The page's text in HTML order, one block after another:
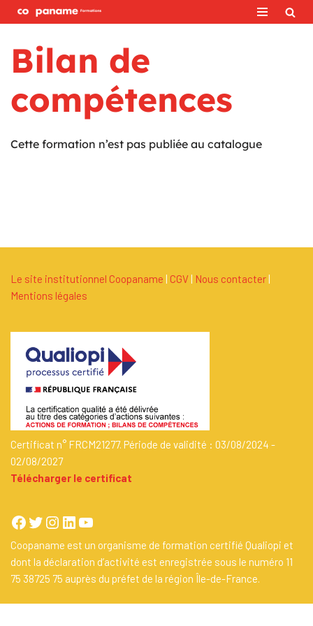
au
contenu
Bilan de
compétences
Cette formation n’est pas publiée au catalogue
Le site institutionnel Coopaname | CGV| Nous contacter|
Mentions légales
Certificat n° FRCM21277. Période de validité : 03/08/2024 -
02/08/2027
Télécharger le certificat
Coopaname est un organisme de formation certifié Qualiopi et
dont la déclaration d’activité est enregistrée sous le numéro 11
75 38725 75 auprès du préfet de la région Île-de-France.